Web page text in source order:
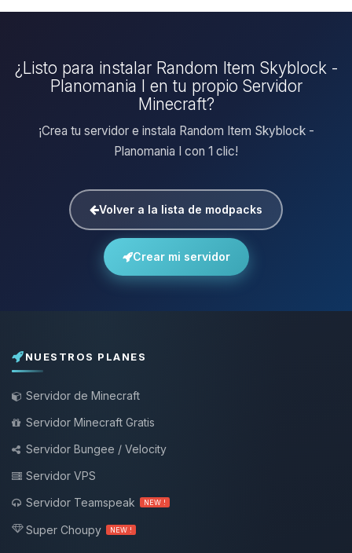
¿Listo para instalar Random Item Skyblock -
Planomania I en tu propio Servidor
Minecraft?
¡Crea tu servidor e instala Random Item Skyblock -
Planomania I con 1 clic!
Volver a la lista de modpacks
Crear mi servidor
NUESTROS PLANES
Servidor de Minecraft
Servidor Minecraft Gratis
Servidor Bungee / Velocity
Servidor VPS
Servidor Teamspeak
NEW !
Super Choupy NEW !